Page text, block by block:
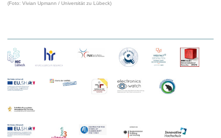
(Foto: Vivian Upmann / Universität zu Lübeck)